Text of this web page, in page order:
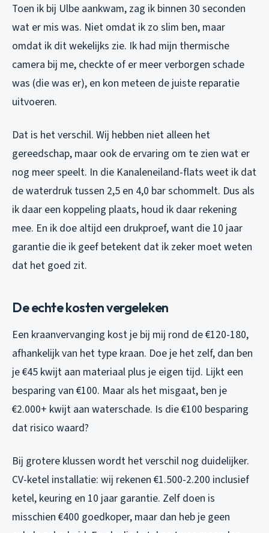
Toen ik bij Ulbe aankwam, zag ik binnen 30 seconden
wat er mis was. Niet omdat ik zo slim ben, maar
omdat ik dit wekelijks zie. Ik had mijn thermische
camera bij me, checkte of er meer verborgen schade
was (die was er), en kon meteen de juiste reparatie
uitvoeren.
Dat is het verschil. Wij hebben niet alleen het
gereedschap, maar ook de ervaring om te zien wat er
nog meer speelt. In die Kanaleneiland-flats weet ik dat
de waterdruk tussen 2,5 en 4,0 bar schommelt. Dus als
ik daar een koppeling plaats, houd ik daar rekening
mee. En ik doe altijd een drukproef, want die 10 jaar
garantie die ik geef betekent dat ik zeker moet weten
dat het goed zit.
De echte kosten vergeleken
Een kraanvervanging kost je bij mij rond de €120-180,
afhankelijk van het type kraan. Doe je het zelf, dan ben
je €45 kwijt aan materiaal plus je eigen tijd. Lijkt een
besparing van €100. Maar als het misgaat, ben je
€2.000+ kwijt aan waterschade. Is die €100 besparing
dat risico waard?
Bij grotere klussen wordt het verschil nog duidelijker.
CV-ketel installatie: wij rekenen €1.500-2.200 inclusief
ketel, keuring en 10 jaar garantie. Zelf doen is
misschien €400 goedkoper, maar dan heb je geen